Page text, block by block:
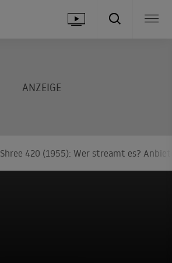
Shree 420 (1955): Wer streamt es?